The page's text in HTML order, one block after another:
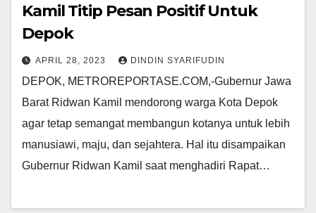
Kamil Titip Pesan Positif Untuk
Depok
APRIL 28, 2023 DINDIN SYARIFUDIN
DEPOK, METROREPORTASE.COM,-Gubernur Jawa
Barat Ridwan Kamil mendorong warga Kota Depok
agar tetap semangat membangun kotanya untuk lebih
manusiawi, maju, dan sejahtera. Hal itu disampaikan
Gubernur Ridwan Kamil saat menghadiri Rapat…